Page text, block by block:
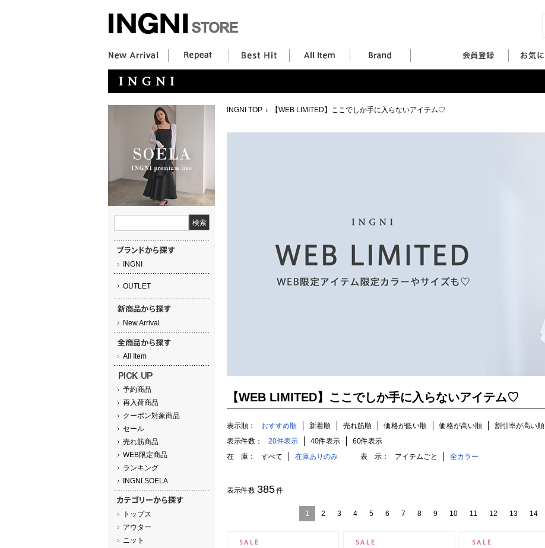
INGNI
OUTLET
New Arrival
All Item
予約商品
再入荷商品
クーポン対象商品
セール
売れ筋商品
WEB限定商品
ランキング
INGNI SOELA
トップス
アウター
ニット
INGNI TOP 【WEB LIMITED】ここでしか手に入らないアイテム♡
【WEB LIMITED】ここでしか手に入らないアイテム♡
表示順： おすすめ順 新着順 売れ筋順 価格が低い順 価格が高い順
割引率が高い順
表示件数：
20件表示 40件表示
60件表示
在 庫：
すべて 在庫ありのみ 表 示： アイテムごと 全カラー
表示件数 385 件
1 2 3 4 5 6 7 8 9 10 11 12 13 14